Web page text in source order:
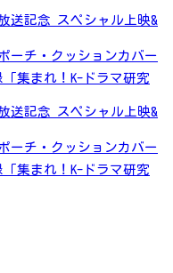
送記念 スペシャル上映&
ーチ・クッションカバー
集まれ！K-ドラマ研究
送記念 スペシャル上映&
ーチ・クッションカバー
集まれ！K-ドラマ研究